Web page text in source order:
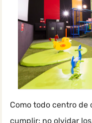
Como todo centro de
cumplir: no olvidar